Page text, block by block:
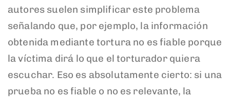
autores suelen simplificar este problema
señalando que, por ejemplo, la información
obtenida mediante tortura no es fiable porque
la víctima dirá lo que el torturador quiera
escuchar. Eso es absolutamente cierto: si una
prueba no es fiable o no es relevante, la